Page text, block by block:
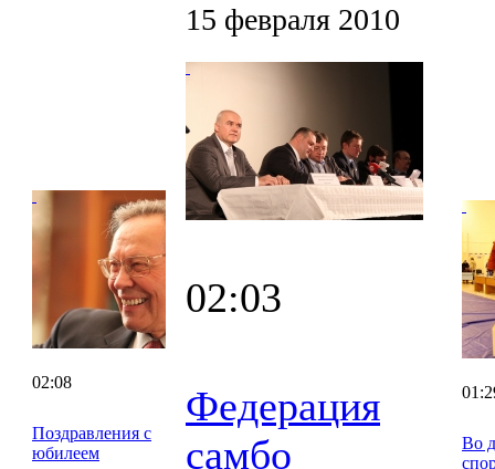
15 февраля 2010
02:08
Поздравления с
юбилеем
02:03
Федерация
самбо
Во